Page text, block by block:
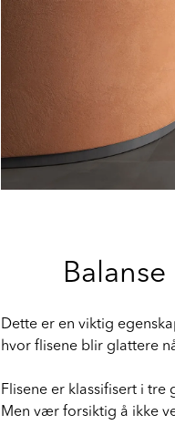
Dette er en viktig
hvor flisene blir glattere
Flisene er klassifisert i
Men vær forsiktig å ikke